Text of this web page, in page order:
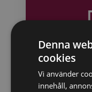
Denna
cookies
Vi använder
innehåll,